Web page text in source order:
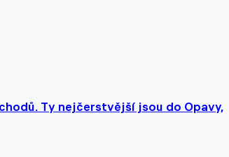
Ty nejčerstvější jsou do Opavy,